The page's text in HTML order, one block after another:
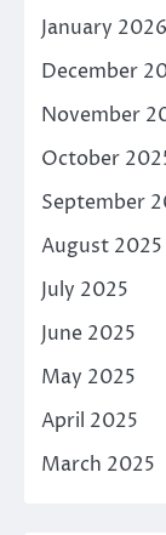
January 2026
December
November
October
September
August 2025
July 2025
June 2025
May 2025
April 2025
March 2025